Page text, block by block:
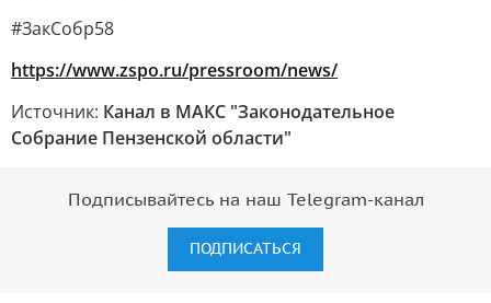
#ЗакСобр58
https://www.zspo.ru/pressroom/news/
Источник: Канал в МАКС "Законодательное
Собрание Пензенской области"
Подписывайтесь на наш Telegram-канал
ПОДПИСАТЬСЯ